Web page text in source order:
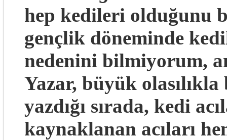
hep kedileri olduğunu
gençlik döneminde
nedenini bilmiyorum,
Yazar, büyük
yazdığı sırada, kedi
kaynaklanan acıları